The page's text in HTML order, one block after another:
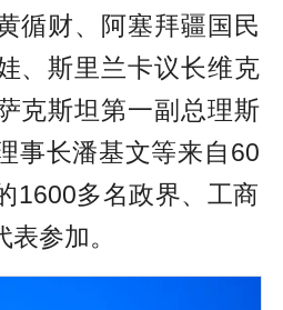
循财、阿塞拜疆国民
、斯里兰卡议长维克
克斯坦第一副总理斯
事长潘基文等来自60
1600多名政界、工商
参加。